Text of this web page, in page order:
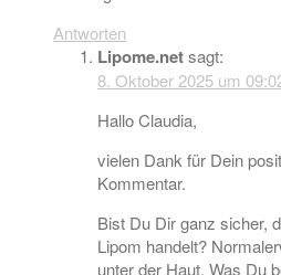
Antworten
Lipome.netsagt:
8. Oktober 2025 um
Hallo Claudia,
vielen Dank für Dein
Kommentar.
Bist Du Dir ganz sicher,
Lipom handelt?
unter der Haut. Was Du